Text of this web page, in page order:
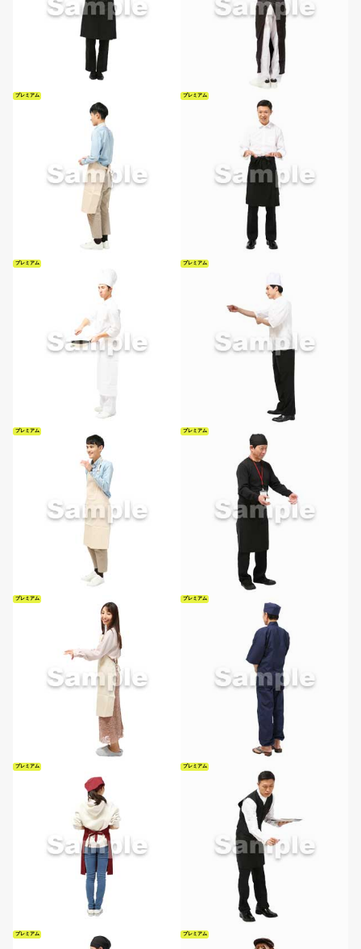
プレミアム プレミアム
プレミアム プレミアム
プレミアム プレミアム
プレミアム プレミアム
プレミアム プレミアム
プレミアム プレミアム